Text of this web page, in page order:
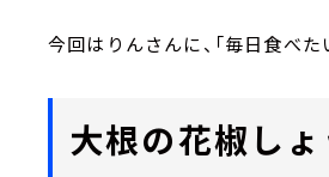
今回はりんさんに、「毎日食べ
大根の花椒し